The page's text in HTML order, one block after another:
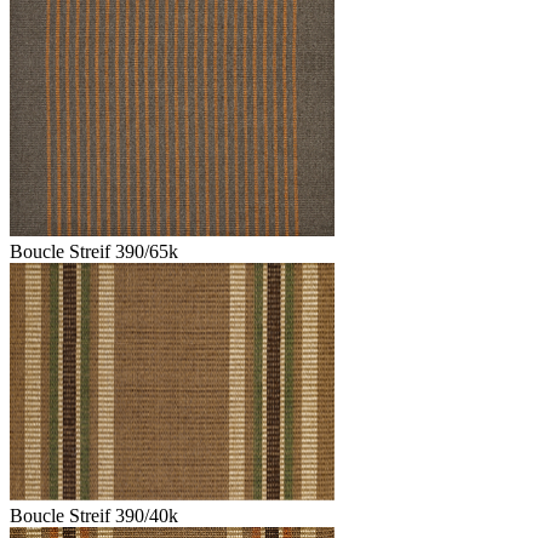
Boucle Streif 390/65k
Boucle Streif 390/40k